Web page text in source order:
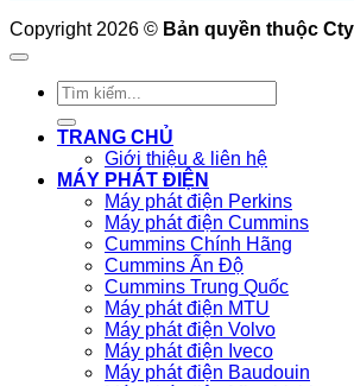
Copyright 2026 © Bản quyền thuộc
Tìm
kiếm:
TRANG CHỦ
Giới thiệu & liên hệ
MÁY PHÁT ĐIỆN
Máy phát điện Perkins
Máy phát điện Cummins
Cummins Chính Hãng
Cummins Ấn Độ
Cummins Trung Quốc
Máy phát điện MTU
Máy phát điện Volvo
Máy phát điện Iveco
Máy phát điện Baudouin